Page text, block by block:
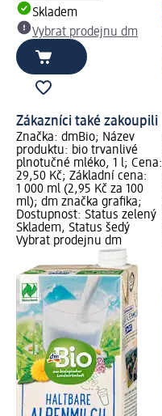
Skladem
Vybrat prodejnu dm
Zákazníci také zakoupili
Značka: dmBio; Název
produktu: bio trvanlivé
plnotučné mléko, 1 l; Cena:
29,50 Kč; Základní cena:
1 000 ml (2,95 Kč za 100
ml); dm značka grafika;
Dostupnost: Status zelený
Skladem, Status šedý
Vybrat prodejnu dm